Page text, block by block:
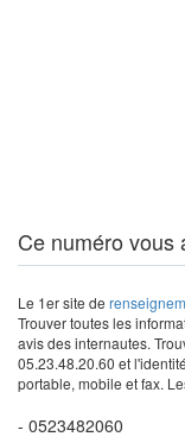
Ce numéro vous
Le 1er site de
Trouver toutes les
avis des internautes.
05.23.48.20.60 et
portable, mobile et fax.
- 0523482060